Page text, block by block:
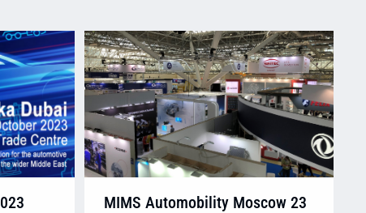
MIMS Automobility Moscow 23